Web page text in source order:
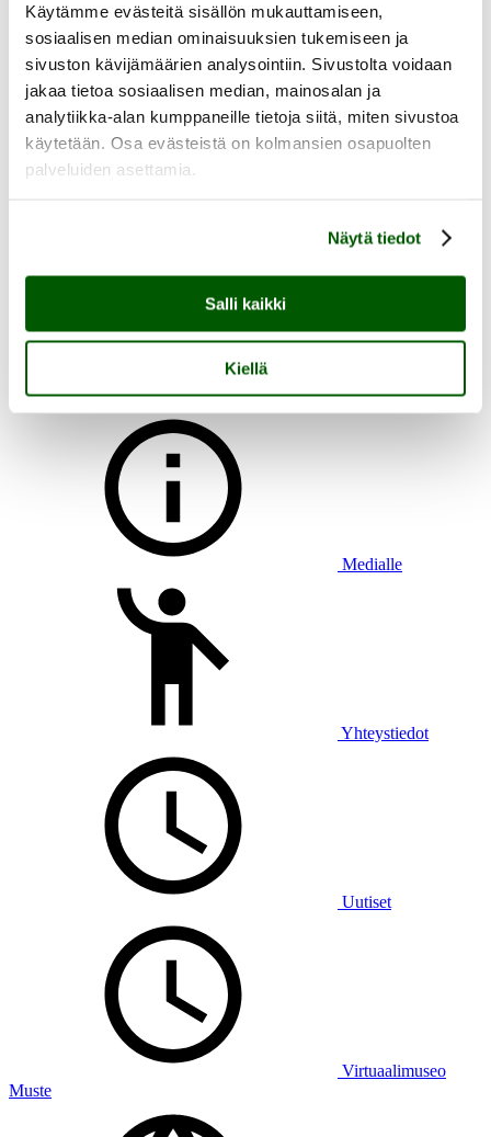
Käytämme evästeitä sisällön mukauttamiseen,
sosiaalisen median ominaisuuksien tukemiseen ja
sivuston kävijämäärien analysointiin. Sivustolta voidaan
jakaa tietoa sosiaalisen median, mainosalan ja
analytiikka-alan kumppaneille tietoja siitä, miten sivustoa
käytetään. Osa evästeistä on kolmansien osapuolten
palveluiden asettamia.
Näytä tiedot
Salli kaikki
Kiellä
Sinkan vapaaehtoiset
Taidemuseon ystävät
Heikkilän museoalue
Heikkilän tapahtumat
Heikkilän tarina
Lasten kanssa Heikkilään
Ryhmän kanssa Heikkilään
Heikkilän pakopeli Aikamatkaajan arvoitus
Medialle
Yhteystiedot
Uutiset
Virtuaalimuseo
Muste